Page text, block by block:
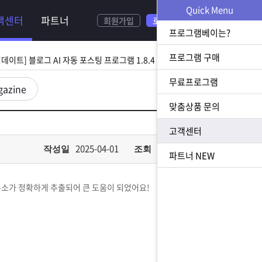
센터 파트너 회원가입 로그인
[ 2026.08.05 업데이트] 스토어 사업자 디비 추출 프로그램 1.5.9 업데이트
[ 2026.07.31 업데이트] 블로그 AI 자동 포스팅 프로그램 1.8.4 업데이트
이트] N사 쪽지 자동 발송 프로그램 1.3.0 업데이트
[ 2026.07.23 업데이트] 황금 키워드 수집 추출 프로그램 1.1.8 업데이트
작성일 2025-04-01 조회
가 정확하게 추출되어 큰 도움이 되었어요!
Quick Menu
프로그램베이는?
프로그램 구매
무료프로그램
맞춤상품 문의
고객센터
파트너 NEW